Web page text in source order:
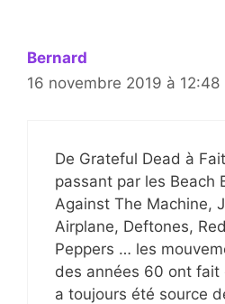
Bernard
16 novembre 2019 à 12:48
De Grateful Dead à
passant par les Beach
Against The Machine,
Airplane, Deftones,
Peppers … les
des années 60 ont fait
a toujours été source